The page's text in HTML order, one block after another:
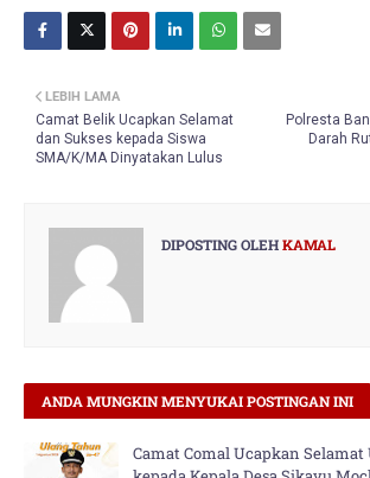
Polresta
Darah
LEBIH LAMA
Camat Belik Ucapkan Selamat
dan Sukses kepada Siswa
SMA/K/MA Dinyatakan Lulus
DIPOSTING OLEHKAMAL
ANDA MUNGKIN MENYUKAI POSTINGAN INI
Camat Comal Ucapkan